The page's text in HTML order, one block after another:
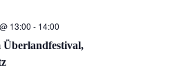
Überlandfestival,
13:00 - 14:00